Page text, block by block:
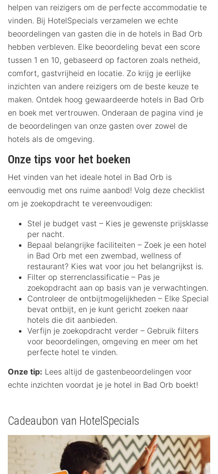
helpen van reizigers om de perfecte accommodatie te
vinden. Bij HotelSpecials verzamelen we echte
beoordelingen van gasten die in de hotels in Bad Orb
hebben verbleven. Elke beoordeling bevat een score
tussen 1 en 10, gebaseerd op factoren zoals netheid,
comfort, gastvrijheid en locatie. Zo krijg je eerlijke
inzichten van andere reizigers om de beste keuze te
maken. Ontdek hoog gewaardeerde hotels in Bad Orb
en boek met vertrouwen. Onderaan de pagina vind je
de beoordelingen van onze gasten over zowel de
hotels als de omgeving.
Onze tips voor het boeken
Het vinden van het ideale hotel in Bad Orb is
eenvoudig met ons ruime aanbod! Volg deze checklist
om je zoekopdracht te vereenvoudigen:
Stel je budget vast – Kies je gewenste prijsklasse
per nacht.
Bepaal belangrijke faciliteiten – Zoek je een hotel
in Bad Orb met een zwembad, wellness of
restaurant? Kies wat voor jou het belangrijkst is.
Filter op sterrenclassificatie – Pas je
zoekopdracht aan op basis van je verwachtingen.
Controleer de ontbijtmogelijkheden – Elke Special
bevat ontbijt, en je kunt gericht zoeken naar
hotels die dit aanbieden.
Verfijn je zoekopdracht verder – Gebruik filters
voor beoordelingen, omgeving en meer om het
perfecte hotel te vinden.
Onze tip: Lees altijd de gastenbeoordelingen voor
echte inzichten voordat je je hotel in Bad Orb boekt!
Cadeaubon van HotelSpecials